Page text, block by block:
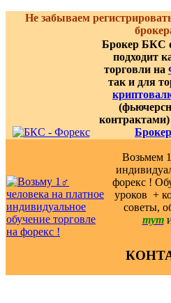
Не забываем
Брокер БКС
подходит
торговли на
так и для
Брокер
Возьмем
форекс !
уроков ️ +
советы,
тут